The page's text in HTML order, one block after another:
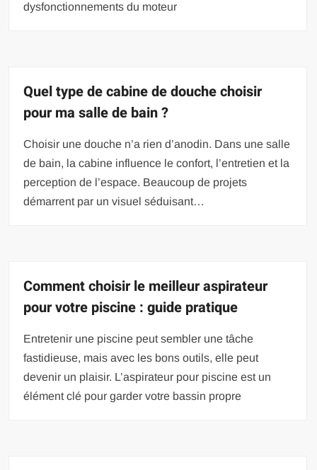
dysfonctionnements du moteur
Quel type de cabine de douche choisir
pour ma salle de bain ?
Choisir une douche n’a rien d’anodin. Dans une salle
de bain, la cabine influence le confort, l’entretien et la
perception de l’espace. Beaucoup de projets
démarrent par un visuel séduisant…
Comment choisir le meilleur aspirateur
pour votre piscine : guide pratique
Entretenir une piscine peut sembler une tâche
fastidieuse, mais avec les bons outils, elle peut
devenir un plaisir. L’aspirateur pour piscine est un
élément clé pour garder votre bassin propre